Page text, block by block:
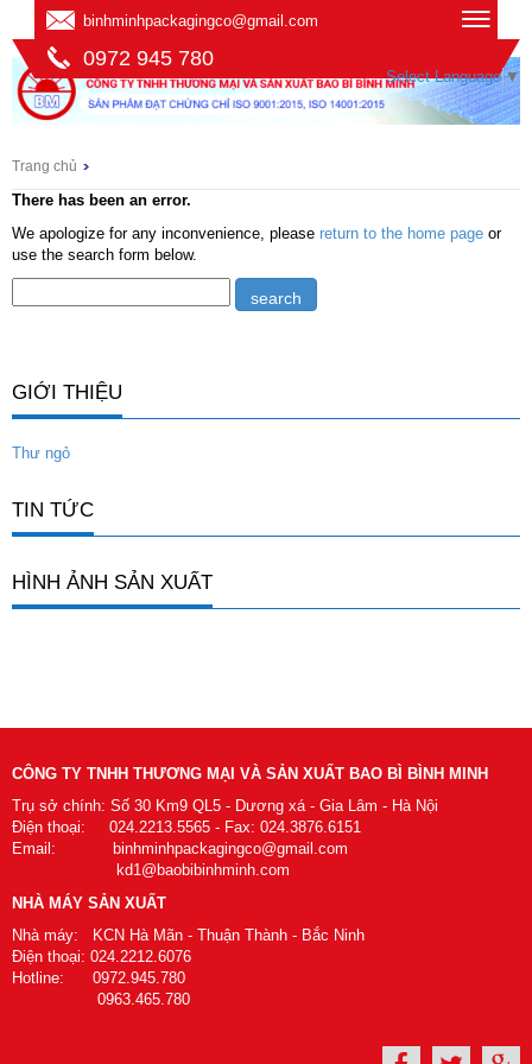
binhminhpackagingco@gmail.com
0972 945 780
Select Language ▼
Trang chủ
There has been an error.
We apologize for any inconvenience, please return to the home page or
use the search form below.
GIỚI THIỆU
Thư ngỏ
TIN TỨC
HÌNH ẢNH SẢN XUẤT
CÔNG TY TNHH THƯƠNG MẠI VÀ SẢN XUẤT BAO BÌ BÌNH MINH
Trụ sở chính: Số 30 Km9 QL5 - Dương xá - Gia Lâm - Hà Nội
Điện thoại: 024.2213.5565 - Fax: 024.3876.6151
Email: binhminhpackagingco@gmail.com
kd1@baobibinhminh.com
NHÀ MÁY SẢN XUẤT
Nhà máy: KCN Hà Mãn - Thuận Thành - Bắc Ninh
Điện thoại: 024.2212.6076
Hotline: 0972.945.780
0963.465.780